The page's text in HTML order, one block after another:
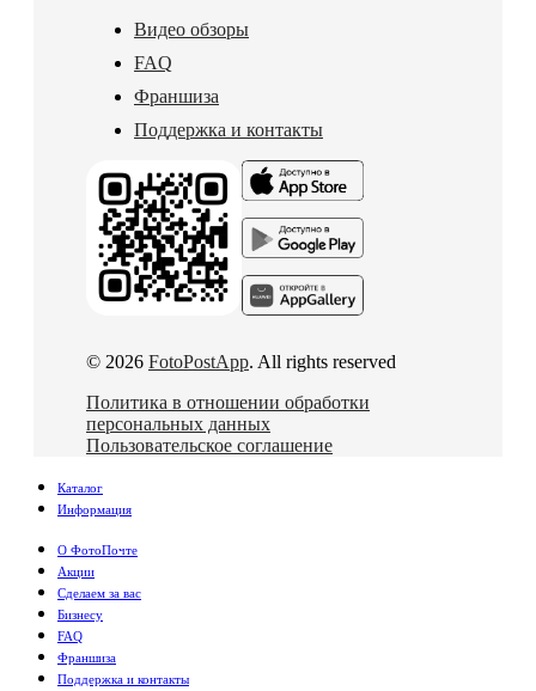
Видео обзоры
FAQ
Франшиза
Поддержка и контакты
© 2026 FotoPostApp. All rights reserved
Политика в отношении обработки
персональных данных
Пользовательское соглашение
Каталог
Информация
О ФотоПочте
Акции
Сделаем за вас
Бизнесу
FAQ
Франшиза
Поддержка и контакты